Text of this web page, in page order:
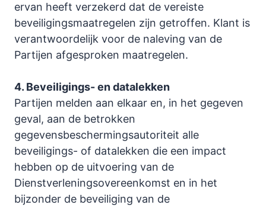
ervan heeft verzekerd dat de vereiste
beveiligingsmaatregelen zijn getroffen. Klant is
verantwoordelijk voor de naleving van de
Partijen afgesproken maatregelen.
4. Beveiligings- en datalekken
Partijen melden aan elkaar en, in het gegeven
geval, aan de betrokken
gegevensbeschermingsautoriteit alle
beveiligings- of datalekken die een impact
hebben op de uitvoering van de
Dienstverleningsovereenkomst en in het
bijzonder de beveiliging van de